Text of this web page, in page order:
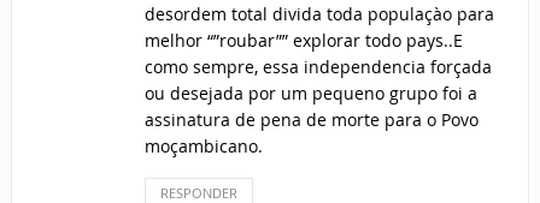
desordem total divida toda populaçào para
melhor “”roubar”” explorar todo pays..E
como sempre, essa independencia forçada
ou desejada por um pequeno grupo foi a
assinatura de pena de morte para o Povo
moçambicano.
RESPONDER